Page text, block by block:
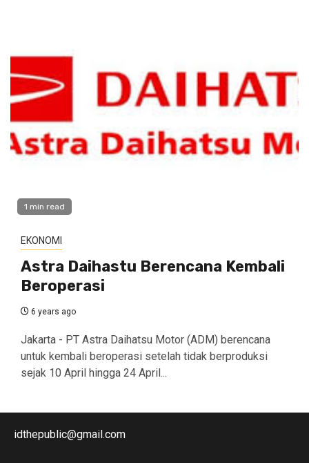
1 min read
EKONOMI
Astra Daihastu Berencana Kembali
Beroperasi
6 years ago
Jakarta - PT Astra Daihatsu Motor (ADM) berencana
untuk kembali beroperasi setelah tidak berproduksi
sejak 10 April hingga 24 April...
idthepublic@gmail.com